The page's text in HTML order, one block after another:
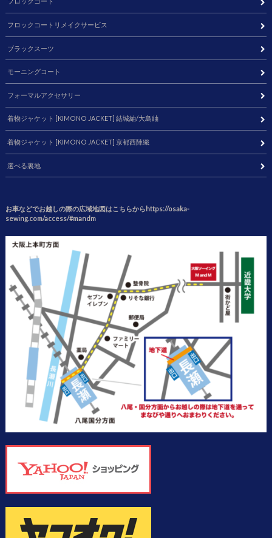
フロックコートリメイクサービス
ブラックスーツ
モーニングコート
フォーマルアクセサリー
着物ジャケット [KIMONO JACKET] 結城紬/大島紬
着物ジャケット [KIMONO JACKET] 京都西陣織
選べる裏地
お車などでお越しの際の広域地図はこちらからhttps://osaka-
sewing.com/access/#mandm